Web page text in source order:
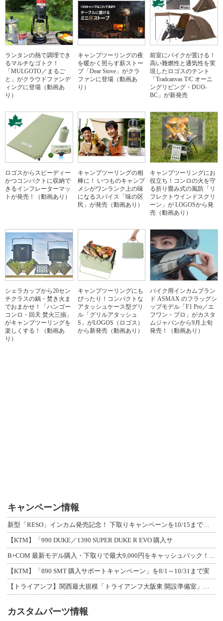
ランタンの熱で調理でき
るマルチなゴトク！
「MULGOTO／まるご
と」がクラウドファンデ
ィングに登場（動画あ
り）
キャンプツーリングの夜
を暖かく照らす薪ストー
ブ「Dear Stove」がクラ
ファンに登場（動画あ
り）
前室にバイクが置ける！
高い難燃性と通気性を実
現したロゴスのテント
「Tradcanvas T/C オーニ
ングリビング・DUO-
BC」が新発売
ロゴスからスピーディー
かつコンパクトに収納で
きるインフレーターマッ
トが発売！（動画あり）
キャンプツーリングの相
棒に！ いつものキャンプ
メシがワンランク上の味
になるスパイス「味の区
民」が発売（動画あり）
キャンプツーリングにお
役立ち！コンロの火を守
る折り畳み式の風防「リ
フレクトウインドスクリ
ーン」が LOGOSから発
売（動画あり）
シェラカップから20セン
チクラスの鍋・焚き火ま
でおまかせ！「ハンゴー
コンロ・回天 焚火三揃」
がキャンプツーリングを
楽しくする！（動画あ
り）
キャンプツーリングにも
ぴったり！コンパクトな
アタッシュケース型グリ
ル「グリルアタッシュ
S」がLOGOS（ロゴス）
から新発売（動画あり）
バイク用インカムブラン
ド ASMAX のフラッグシ
ップモデル「F1 Pro／エ
フワン・プロ」がカスタ
ムジャパンから9月上旬
発売！（動画あり）
キャンペーン情報
【KTM】「990 DUKE／1390 SUPER DUKE R EVO 購入サ
【KTM】「890 SMT 購入サポートキャンペーン」を8/1～10/31まで実
カスタムパーツ情報